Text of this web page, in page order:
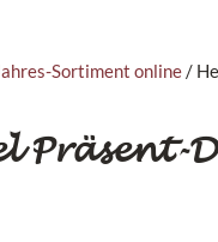
Sortiment online/
Präsent-